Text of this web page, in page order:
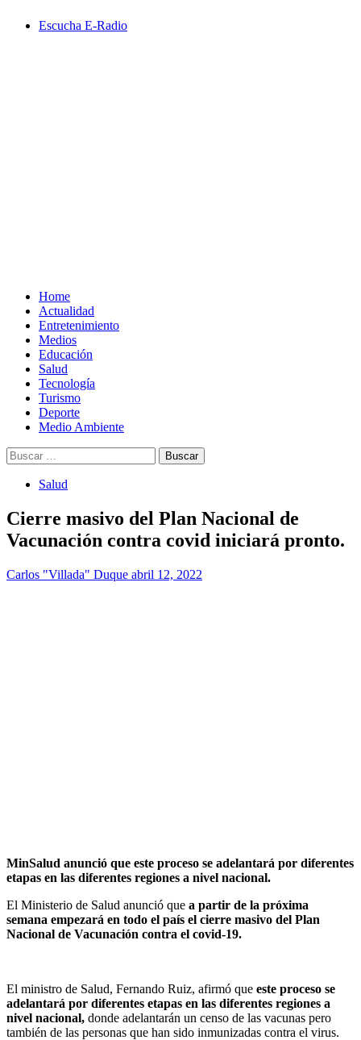
Escucha E-Radio
Home
Actualidad
Entretenimiento
Medios
Educación
Salud
Tecnología
Turismo
Deporte
Medio Ambiente
Buscar:
Salud
Cierre masivo del Plan Nacional de
Vacunación contra covid iniciará pronto.
Carlos "Villada" Duque abril 12, 2022
MinSalud anunció que este proceso se adelantará por diferentes
etapas en las diferentes regiones a nivel nacional.
El Ministerio de Salud anunció que a partir de la próxima
semana empezará en todo el país el cierre masivo del Plan
Nacional de Vacunación contra el covid-19.
El ministro de Salud, Fernando Ruiz, afirmó que este proceso se
adelantará por diferentes etapas en las diferentes regiones a
nivel nacional, donde adelantarán un censo de las vacunas pero
también de las personas que han sido inmunizadas contra el virus.